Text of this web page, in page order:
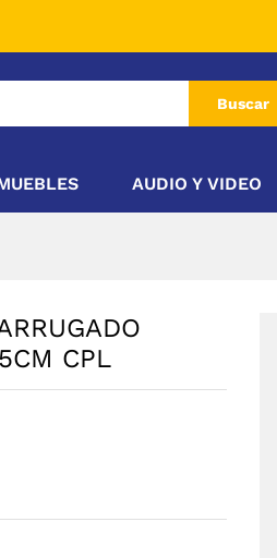
Buscar
AUDIO Y VIDEO
CPL